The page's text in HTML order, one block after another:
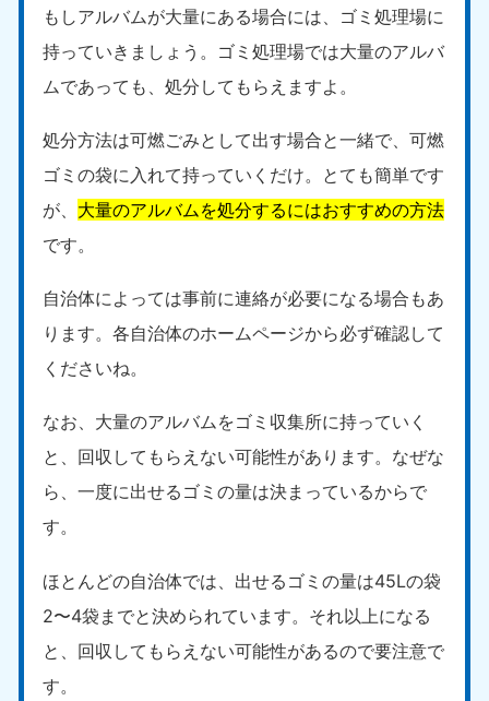
もしアルバムが大量にある場合には、ゴミ処理場に
持っていきましょう。ゴミ処理場では大量のアルバ
ムであっても、処分してもらえますよ。
処分方法は可燃ごみとして出す場合と一緒で、可燃
ゴミの袋に入れて持っていくだけ。とても簡単です
が、 大量のアルバムを処分するにはおすすめの方法
です。
自治体によっては事前に連絡が必要になる場合もあ
ります。各自治体のホームページから必ず確認して
くださいね。
なお、大量のアルバムをゴミ収集所に持っていく
と、回収してもらえない可能性があります。なぜな
ら、一度に出せるゴミの量は決まっているからで
す。
ほとんどの自治体では、出せるゴミの量は45Lの袋
2〜4袋までと決められています。それ以上になる
と、回収してもらえない可能性があるので要注意で
す。
050-1881-5271
9:00〜19:00 年中無休
東京都
050-1881-5265
9:00〜19:00 年中無休
神奈川県
050-1881-5264
9:00〜19:00 年中無休
050-1881-5268
9:00〜19:00 年中無休
050-1881-5266
9:00〜19:00 年中無休
栃木県
9:00〜19:00 年中無休 9:00〜19:00 年中無休
群馬県
050-1881-5267
9:00〜19:00 年中無休
愛知県
050-1881-5255
9:00〜19:00 年中無休
岐阜県
050-1881-5259
9:00〜19:00 年中無休